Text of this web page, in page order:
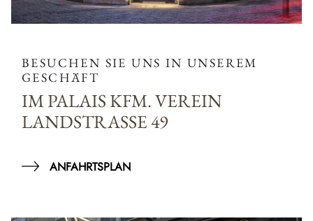
BESUCHEN SIE UNS IN UNSEREM
GESCHÄFT
IM PALAIS KFM. VEREIN
LANDSTRASSE 49
ANFAHRTSPLAN